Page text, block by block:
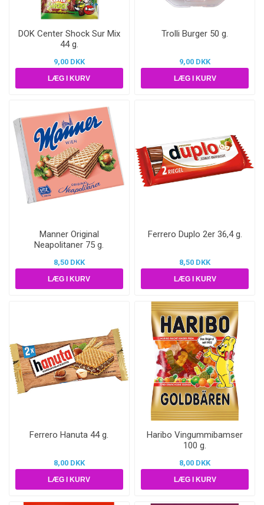
DOK Center Shock Sur Mix
44 g.
9,00 DKK
Trolli Burger 50 g.
9,00 DKK
Manner Original
Neapolitaner 75 g.
8,50 DKK
Ferrero Duplo 2er 36,4 g.
8,50 DKK
Ferrero Hanuta 44 g.
8,00 DKK
Haribo Vingummibamser
100 g.
8,00 DKK